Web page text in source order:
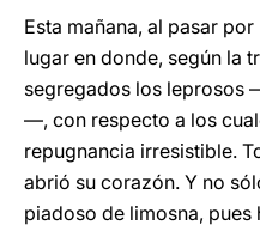
Esta mañana, al pasar
lugar en donde, según la
segregados los leprosos
—, con respecto a los
repugnancia irresistible.
abrió su corazón. Y no
piadoso de limosna,